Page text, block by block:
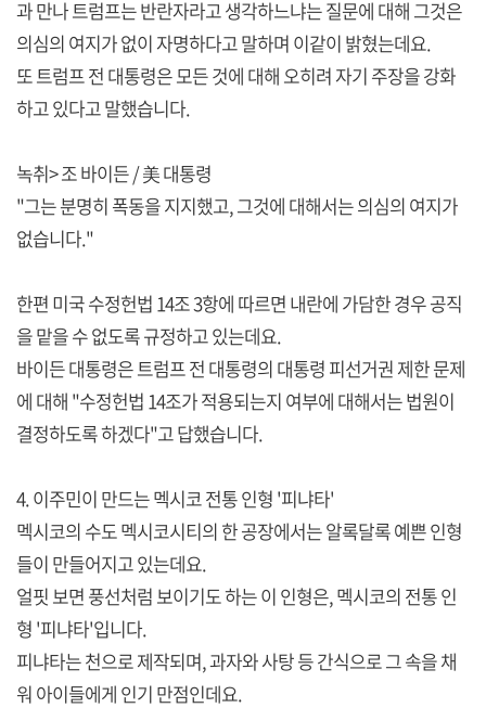
과 만나 트럼프는 반란자라고 생각하느냐는 질문에 대해 그것은
의심의 여지가 없이 자명하다고 말하며 이같이 밝혔는데요.
또 트럼프 전 대통령은 모든 것에 대해 오히려 자기 주장을 강화
하고 있다고 말했습니다.
녹취> 조 바이든 / 美 대통령
"그는 분명히 폭동을 지지했고, 그것에 대해서는 의심의 여지가
없습니다."
한편 미국 수정헌법 14조 3항에 따르면 내란에 가담한 경우 공직
을 맡을 수 없도록 규정하고 있는데요.
바이든 대통령은 트럼프 전 대통령의 대통령 피선거권 제한 문제
에 대해 "수정헌법 14조가 적용되는지 여부에 대해서는 법원이
결정하도록 하겠다"고 답했습니다.
4. 이주민이 만드는 멕시코 전통 인형 '피냐타'
멕시코의 수도 멕시코시티의 한 공장에서는 알록달록 예쁜 인형
들이 만들어지고 있는데요.
얼핏 보면 풍선처럼 보이기도 하는 이 인형은, 멕시코의 전통 인
형 '피냐타'입니다.
피냐타는 천으로 제작되며, 과자와 사탕 등 간식으로 그 속을 채
워 아이들에게 인기 만점인데요.